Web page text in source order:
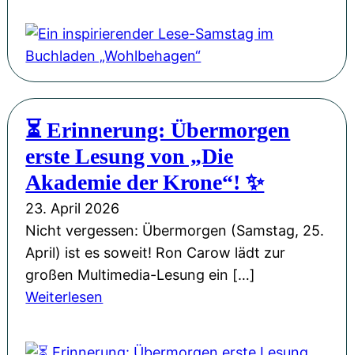
a
s
t
n
d
e
r
H
L
u
d
-
g
l
e
„
M
a
n
i
s
s
i
o
n
W
e
i
h
n
a
c
n
i
n
p
i
r
i
e
d
⏳ Erinnerung: Übermorgen
erste Lesung von „Die
Akademie der Krone“! ✨
23. April 2026
Nicht vergessen: Übermorgen (Samstag, 25.
April) ist es soweit! Ron Carow lädt zur
großen Multimedia-Lesung ein […]
Weiterlesen